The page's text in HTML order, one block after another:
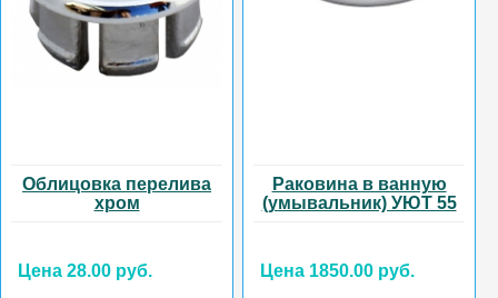
Облицовка перелива
хром
Цена 28.00 руб.
Раковина в ванную
(умывальник) УЮТ 55
Цена 1850.00 руб.